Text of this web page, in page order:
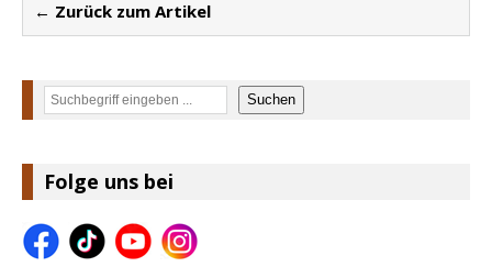
← Zurück zum Artikel
Suchen Suchen
Folge uns bei